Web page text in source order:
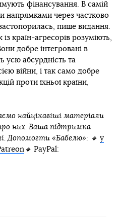
фінансування. В самій
напрямками через частково
пише видання.
країн-агресорів розуміють,
добре інтегровані в
усю абсурдність та
війни, і так само добре
проти їхньої країни,
найцікавіші матеріали
них. Ваша підтримка
Допомогти «Бабелю»: 🔸 у
🔸 PayPal: